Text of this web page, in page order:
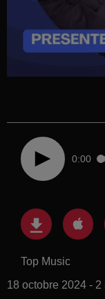
0:00
Top Music
18 octobre 2024 - 2